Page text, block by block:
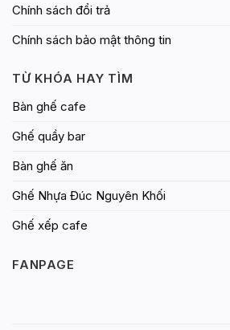
Chính sách đổi trả
Chính sách bảo mật thông tin
TỪ KHÓA HAY TÌM
Bàn ghế cafe
Ghế quầy bar
Bàn ghế ăn
Ghế Nhựa Đúc Nguyên Khối
Ghế xếp cafe
FANPAGE